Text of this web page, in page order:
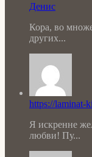
Денис
Кора, во
других...
https://laminat-
Я искренне
любви! Пу...